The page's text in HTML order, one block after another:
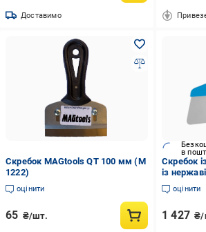
Доставимо
Скребок MAGtools QT 100 мм (М
1222)
оцінити
65 ₴/шт.
в
Скребок
із
Синій
оцінити
1 427 ₴/